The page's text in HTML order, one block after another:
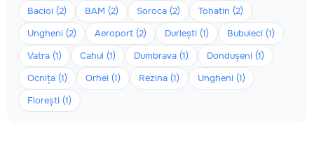
Bacioi (2)
BAM (2) Soroca (2)
Tohatin (2)
Ungheni (2)
Aeroport (2) Durlești (1)
Bubuieci (1)
Vatra (1)
Cahul (1) Dumbrava (1)
Dondușeni (1)
Ocnița (1)
Orhei (1) Rezina (1)
Ungheni (1)
Florești (1)